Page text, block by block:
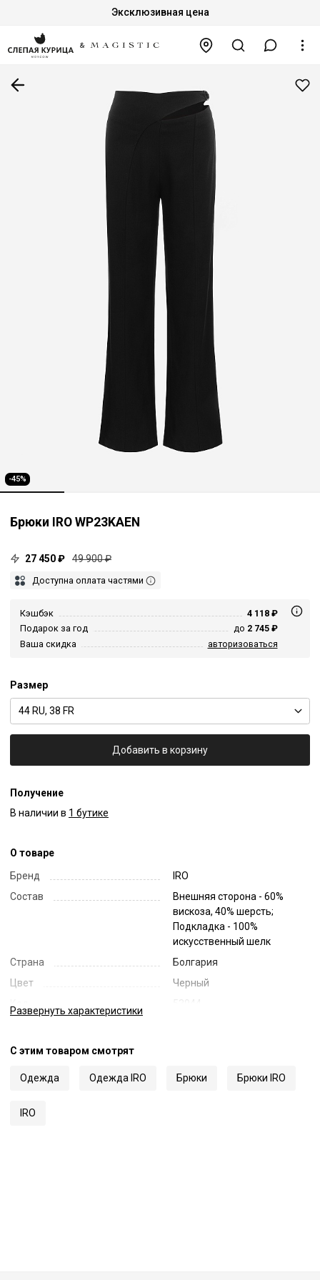
Эксклюзивная цена
-45%
Брюки IRO WP23KAEN
27 450 ₽ 49 900 ₽
Доступна оплата частями
Кэшбэк
4 118 ₽
Подарок за год
до 2 745 ₽
Ваша скидка
авторизоваться
Размер
44 RU, 38 FR
Добавить в корзину
Получение
В наличии в 1 бутике
О товаре
Бренд
IRO
Состав
Внешняя сторона - 60%
вискоза, 40% шерсть;
Подкладка - 100%
искусственный шелк
Страна
Болгария
Цвет
Черный
Код
Развернуть характеристики
С этим товаром смотрят
Одежда Одежда IRO Брюки Брюки IRO
IRO